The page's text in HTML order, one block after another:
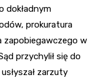
dokładnym
prokuratura
zapobiegawczego w
przychylił się do
zarzuty